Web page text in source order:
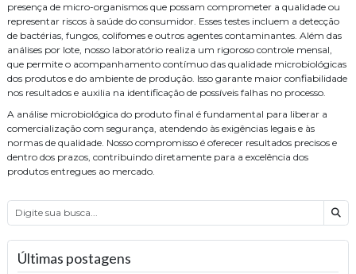
presença de micro-organismos que possam comprometer a qualidade ou
representar riscos à saúde do consumidor. Esses testes incluem a detecção
de bactérias, fungos, colifomes e outros agentes contaminantes. Além das
análises por lote, nosso laboratório realiza um rigoroso controle mensal,
que permite o acompanhamento contímuo das qualidade microbiológicas
dos produtos e do ambiente de produção. Isso garante maior confiabilidade
nos resultados e auxilia na identificação de possíveis falhas no processo.
A análise microbiológica do produto final é fundamental para liberar a
comercialização com segurança, atendendo às exigências legais e às
normas de qualidade. Nosso compromisso é oferecer resultados precisos e
dentro dos prazos, contribuindo diretamente para a excelência dos
produtos entregues ao mercado.
Últimas postagens